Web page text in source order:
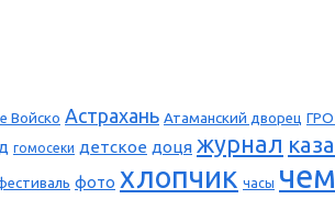
Войско Астрахань Атаманский дворец
гомосеки детское доця журнал
фото хлопчик часы